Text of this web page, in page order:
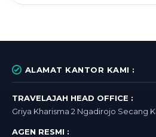
ALAMAT KANTOR KAMI :
TRAVELAJAH HEAD OFFICE :
Griya Kharisma 2 Ngadirojo Secang
AGEN RESMI :